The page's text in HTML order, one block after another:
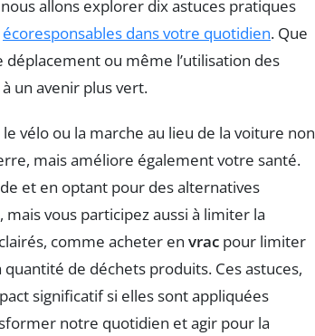
allons explorer dix astuces pratiques
écoresponsables dans votre quotidien. Que
ou même l’utilisation des
un avenir plus vert.
vélo ou la marche au lieu de la voiture non
mais améliore également votre santé.
et en optant pour des alternatives
vous participez aussi à limiter la
comme acheter en vrac pour limiter
de déchets produits. Ces astuces,
significatif si elles sont appliquées
notre quotidien et agir pour la